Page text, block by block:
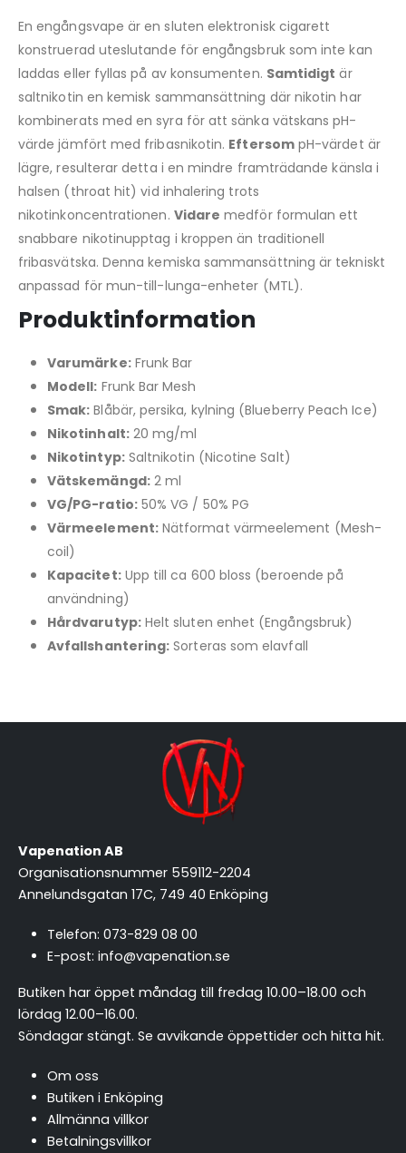
En engångsvape är en sluten elektronisk cigarett
konstruerad uteslutande för engångsbruk som inte kan
laddas eller fyllas på av konsumenten. Samtidigt är
saltnikotin en kemisk sammansättning där nikotin har
kombinerats med en syra för att sänka vätskans pH-
värde jämfört med fribasnikotin. EftersompH-värdet är
lägre, resulterar detta i en mindre framträdande känsla i
halsen (throat hit) vid inhalering trots
nikotinkoncentrationen. Vidare medför formulan ett
snabbare nikotinupptag i kroppen än traditionell
fribasvätska. Denna kemiska sammansättning är tekniskt
anpassad för mun-till-lunga-enheter (MTL).
Produktinformation
Varumärke:Frunk Bar
Modell: Frunk Bar Mesh
Smak: Blåbär, persika, kylning (Blueberry Peach Ice)
Nikotinhalt:20 mg/ml
Nikotintyp:Saltnikotin (Nicotine Salt)
Vätskemängd:2 ml
VG/PG-ratio:50% VG / 50% PG
Värmeelement:Nätformat värmeelement (Mesh-
coil)
Kapacitet:Upp till ca 600 bloss (beroende på
användning)
Hårdvarutyp:Helt sluten enhet (Engångsbruk)
Avfallshantering: Sorteras som elavfall
Vapenation AB
Organisationsnummer 559112-2204
Annelundsgatan 17C, 749 40 Enköping
Telefon: 073-829 08 00
E-post: info@vapenation.se
Butiken har öppet måndag till fredag 10.00–18.00 och
lördag 12.00–16.00.
Söndagar stängt. Se avvikande öppettider och hitta hit.
Om oss
Butiken i Enköping
Allmänna villkor
Betalningsvillkor